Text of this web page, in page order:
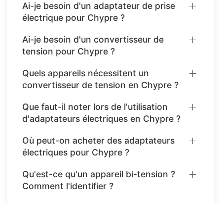
Ai-je besoin d'un adaptateur de prise
électrique pour Chypre ?
Ai-je besoin d'un convertisseur de
tension pour Chypre ?
Quels appareils nécessitent un
convertisseur de tension en Chypre ?
Que faut-il noter lors de l'utilisation
d'adaptateurs électriques en Chypre ?
Où peut-on acheter des adaptateurs
électriques pour Chypre ?
Qu'est-ce qu'un appareil bi-tension ?
Comment l'identifier ?